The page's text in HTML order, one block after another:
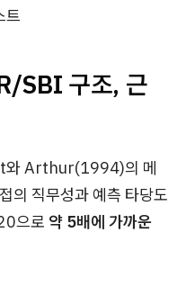
트
SBI 구조, 근
Arthur(1994)의 메
의 직무성과 예측 타당도
으로 약 5배에 가까운